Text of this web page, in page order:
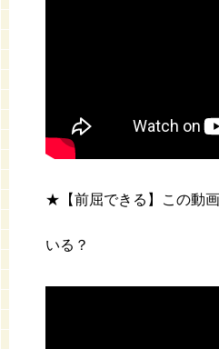
★【前屈できる】この動
いる？